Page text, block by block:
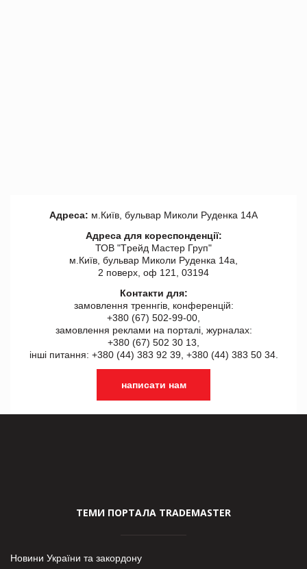
Адреса: м.Київ, бульвар Миколи Руденка 14А
Адреса для кореспонденції:
ТОВ "Tрейд Мастер Груп"
м.Київ, бульвар Миколи Руденка 14а,
2 поверх, оф 121, 03194
Контакти для:
замовлення треннгів, конференцій:
+380 (67) 502-99-00,
замовлення реклами на порталі, журналах:
+380 (67) 502 30 13,
інші питання: +380 (44) 383 92 39, +380 (44) 383 50 34.
написати нам
ТЕМИ ПОРТАЛА TRADEMASTER
Новини України та закордону